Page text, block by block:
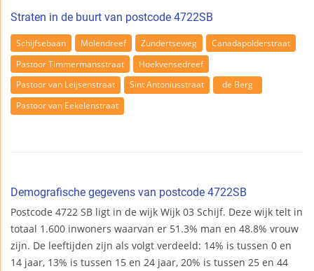
Straten in de buurt van postcode 4722SB
Schijfsebaan Molendreef Zundertseweg
Canadapolderstraat
Pastoor Timmermansstraat
Hoekvensedreef
Pastoor van Leijsenstraat
Sint Antoniusstraat
de Berg
Pastoor van Eekelenstraat
Demografische gegevens van postcode 4722SB
Postcode 4722 SB ligt in de wijk Wijk 03 Schijf. Deze wijk telt in
totaal 1.600 inwoners waarvan er 51.3% man en 48.8% vrouw
zijn. De leeftijden zijn als volgt verdeeld: 14% is tussen 0 en
14 jaar, 13% is tussen 15 en 24 jaar, 20% is tussen 25 en 44